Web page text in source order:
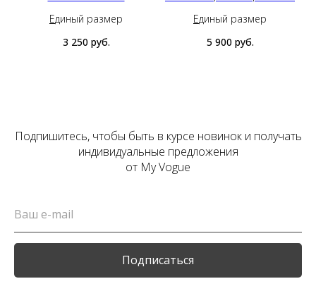
Единый размер
3 250 руб.
Единый размер
5 900 руб.
Подпишитесь, чтобы быть в курсе новинок и получать
индивидуальные предложения
от My Vogue
Подписаться